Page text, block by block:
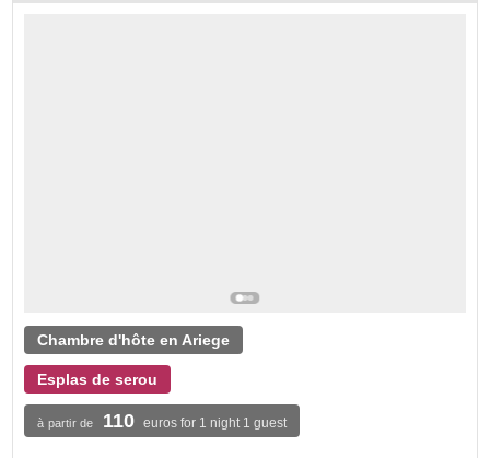
Chambre d'hôte en Ariege
Esplas de serou
à partir de 110 euros for 1 night 1 guest